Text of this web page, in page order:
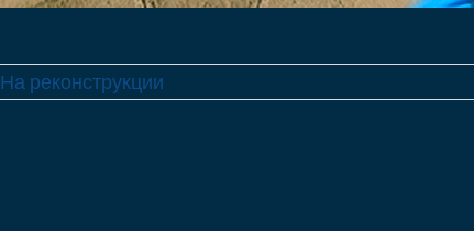
На реконструкции